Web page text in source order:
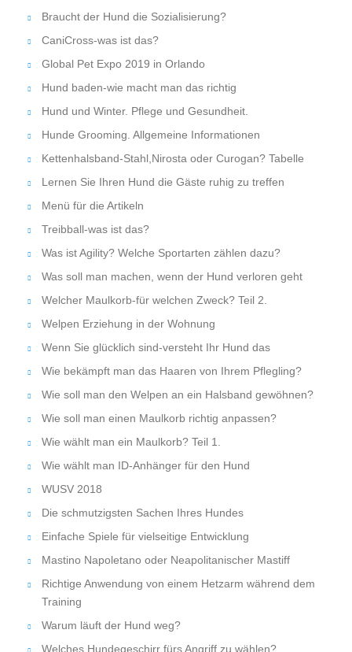
Braucht der Hund die Sozialisierung?
CaniCross-was ist das?
Global Pet Expo 2019 in Orlando
Hund baden-wie macht man das richtig
Hund und Winter. Pflege und Gesundheit.
Hunde Grooming. Allgemeine Informationen
Kettenhalsband-Stahl,Nirosta oder Curogan? Tabelle
Lernen Sie Ihren Hund die Gäste ruhig zu treffen
Menü für die Artikeln
Treibball-was ist das?
Was ist Agility? Welche Sportarten zählen dazu?
Was soll man machen, wenn der Hund verloren geht
Welcher Maulkorb-für welchen Zweck? Teil 2.
Welpen Erziehung in der Wohnung
Wenn Sie glücklich sind-versteht Ihr Hund das
Wie bekämpft man das Haaren von Ihrem Pflegling?
Wie soll man den Welpen an ein Halsband gewöhnen?
Wie soll man einen Maulkorb richtig anpassen?
Wie wählt man ein Maulkorb? Teil 1.
Wie wählt man ID-Anhänger für den Hund
WUSV 2018
Die schmutzigsten Sachen Ihres Hundes
Einfache Spiele für vielseitige Entwicklung
Mastino Napoletano oder Neapolitanischer Mastiff
Richtige Anwendung von einem Hetzarm während dem
Training
Warum läuft der Hund weg?
Welches Hundegeschirr fürs Angriff zu wählen?